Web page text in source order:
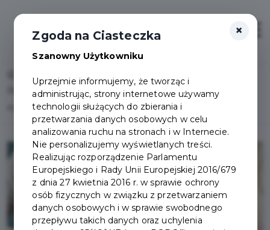
Bezpłatne warsztaty przygotowujące uczniów do
egzaminu ósmoklasisty
×
Zgoda na Ciasteczka
Szanowny Użytkowniku
Uprzejmie informujemy, że tworząc i
administrując, strony internetowe używamy
technologii służących do zbierania i
przetwarzania danych osobowych w celu
analizowania ruchu na stronach i w Internecie.
Nie personalizujemy wyświetlanych treści.
Realizując rozporządzenie Parlamentu
Europejskiego i Rady Unii Europejskiej 2016/679
z dnia 27 kwietnia 2016 r. w sprawie ochrony
osób fizycznych w związku z przetwarzaniem
danych osobowych i w sprawie swobodnego
przepływu takich danych oraz uchylenia